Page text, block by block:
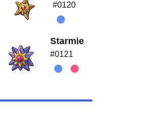
#0120
Starmie
#0121